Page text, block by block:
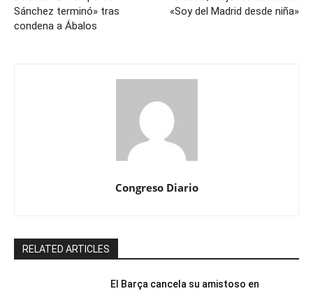
Sánchez terminó» tras
condena a Ábalos
«Soy del Madrid desde niña»
Congreso Diario
RELATED ARTICLES
El Barça cancela su amistoso en